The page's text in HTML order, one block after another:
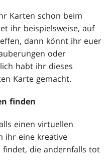
Karten schon beim
ihr beispielsweise, auf
dann könnt ihr euer
oder
habt ihr dieses
Karte gemacht.
finden
einen virtuellen
ihr eine kreative
findet, die andernfalls tot